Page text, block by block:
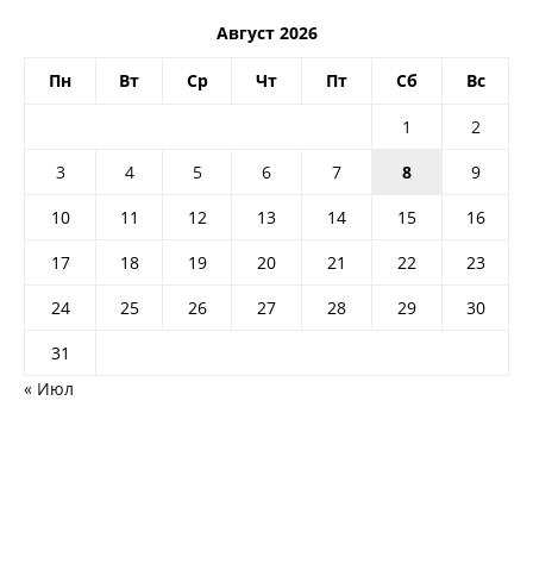
Август 2026
Пн Вт Ср Чт Пт Сб Вс
1
2
3
4 5 6 7 8
9
10
11 12 13 14 15
16
17
18 19 20 21 22
23
24
25 26 27 28 29
30
31
« Июл